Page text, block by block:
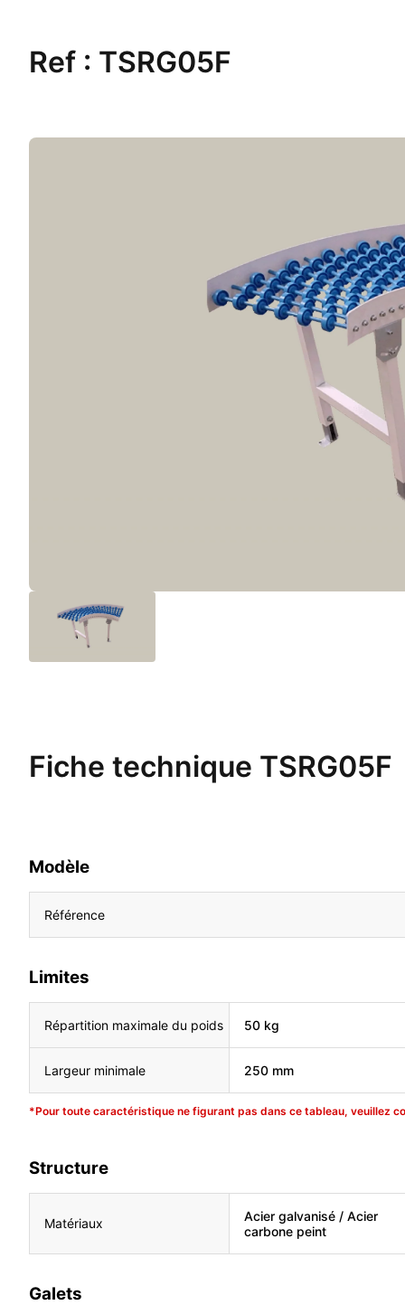
Ref : TSRG05F
Fiche technique TSRG05F
Modèle
Référence
Limites
Répartition maximale du poids 50 kg
Largeur minimale 250 mm
*Pour toute caractéristique ne figurant pas dans ce tableau, veuillez
Structure
Matériaux
Acier galvanisé / Acier
carbone peint
Galets